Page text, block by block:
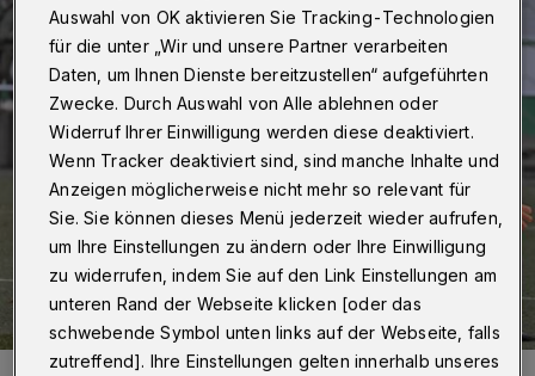
Auswahl von OK aktivieren Sie Tracking-Technologien
für die unter „Wir und unsere Partner verarbeiten
Daten, um Ihnen Dienste bereitzustellen“ aufgeführten
Zwecke. Durch Auswahl von Alle ablehnen oder
Widerruf Ihrer Einwilligung werden diese deaktiviert.
Wenn Tracker deaktiviert sind, sind manche Inhalte und
Anzeigen möglicherweise nicht mehr so relevant für
Sie. Sie können dieses Menü jederzeit wieder aufrufen,
um Ihre Einstellungen zu ändern oder Ihre Einwilligung
zu widerrufen, indem Sie auf den Link Einstellungen am
unteren Rand der Webseite klicken [oder das
schwebende Symbol unten links auf der Webseite, falls
zutreffend]. Ihre Einstellungen gelten innerhalb unseres